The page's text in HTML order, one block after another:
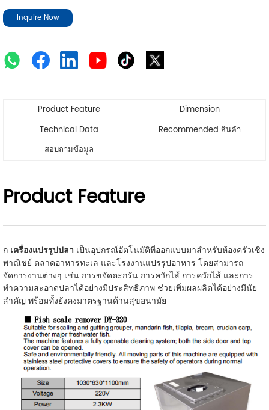
Inquire Now
Product Feature
Dimension
Technical Data
Recommended สินค้า
สอบถามข้อมูล
Product Feature
ก เครื่องแปรรูปปลา เป็นอุปกรณ์อัตโนมัติที่ออกแบบมาสำหรับห้องครัวเชิง
พาณิชย์ ตลาดอาหารทะเล และโรงงานแปรรูปอาหาร โดยสามารถ
จัดการงานต่างๆ เช่น การขจัดตะกรัน การควักไส้ การควักไส้ และการ
ทำความสะอาดปลาได้อย่างมีประสิทธิภาพ ช่วยเพิ่มผลผลิตได้อย่างมีนัย
สำคัญ พร้อมทั้งยังคงมาตรฐานด้านสุขอนามัย